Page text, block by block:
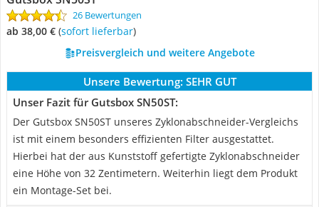
26 Bewertungen
ab 38,00 € ( Sofort lieferbar)
Preisvergleich und weitere Angebote
Unsere Bewertung: SEHR GUT
Unser Fazit für Gutsbox SN50ST:
Der Gutsbox SN50ST unseres Zyklonabschneider-Vergleichs
ist mit einem besonders effizienten Filter ausgestattet.
Hierbei hat der aus Kunststoff gefertigte Zyklonabschneider
eine Höhe von 32 Zentimetern. Weiterhin liegt dem Produkt
ein Montage-Set bei.